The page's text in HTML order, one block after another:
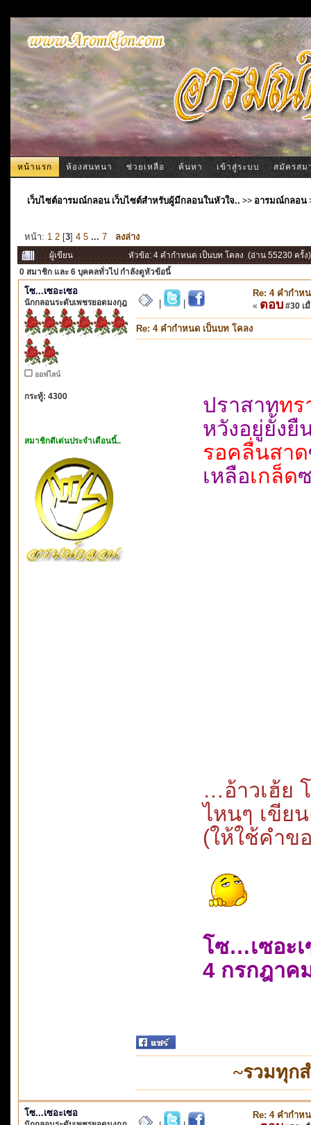
หน้าแรก ห้องสนทนา ช่วยเหลือ ค้นหา เข้าสู่ระบบ สมัครสม
เว็บไซต์อารมณ์กลอน เว็บไซต์สำหรับผู้มีกลอนในหัวใจ.. >> อารมณ์กลอน
หน้า: 1 2 [3] 4 5 ... 7 ลงล่าง
ผู้เขียน
หัวข้อ: 4 คำกำหนด เป็นบท โคลง (อ่าน 55230 ครั้ง)
0 สมาชิก และ 6 บุคคลทั่วไป กำลังดูหัวข้อนี้
โซ...เซอะเซอ
นักกลอนระดับเพชรยอดมงกุฎ
ออฟไลน์
กระทู้: 4300
สมาชิกดีเด่นประจำเดือนนี้..
Re: 4 คำกำห
« ตอบ #30 เ
Re: 4 คำกำหนด เป็นบท โคลง
ปราสาททร
หวังอยู่ยั้
รอคลื่นสาด
เหลือเกล็ด
…อ้าวเฮ้ย
ไหนๆ เขีย
(ให้ใช้คำข
โซ…เซอะเ
4 กรกฎาค
~รวมทุก
โซ...เซอะเซอ Re: 4 คำกำห